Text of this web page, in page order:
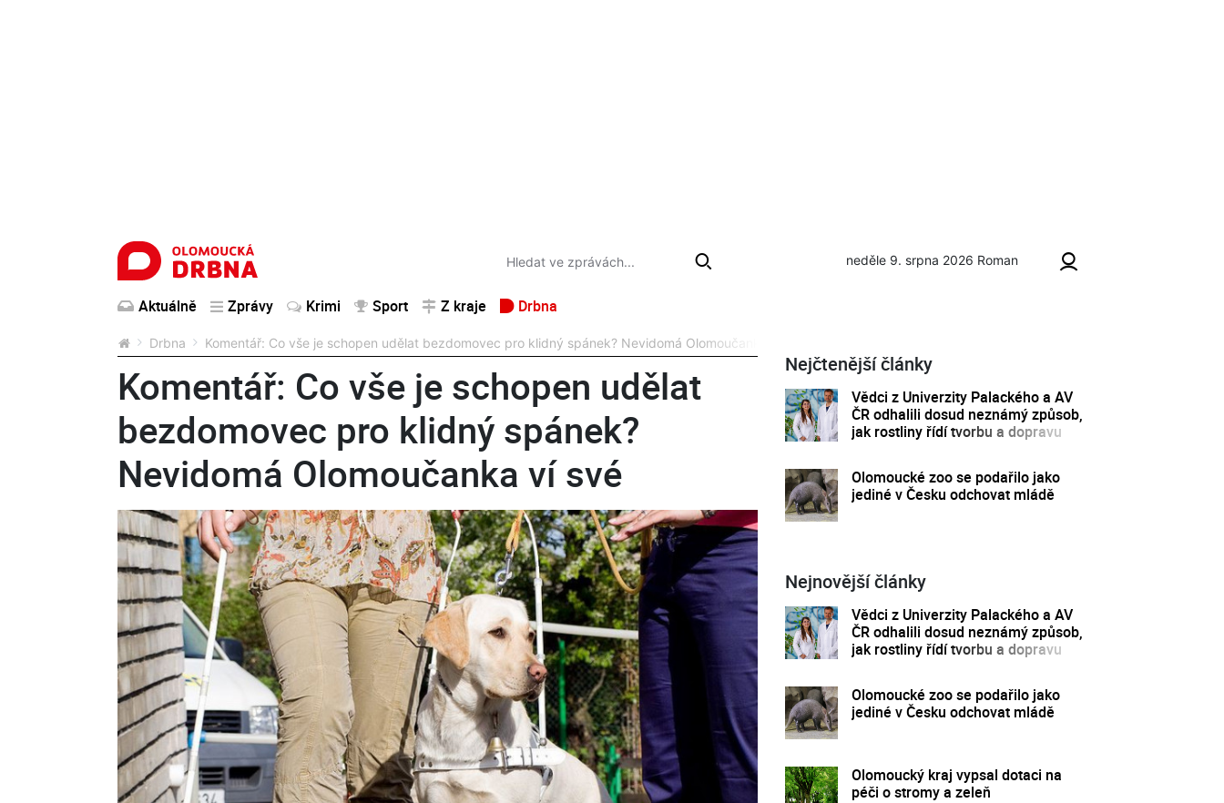
neděle 9. srpna 2026 Roman
Aktuálně Zprávy Krimi Sport Z kraje Drbna
Drbna Komentář: Co vše je schopen udělat bezdomovec pro klidný spánek? Nevidomá Olomoučanka ví své
Komentář: Co vše je schopen udělat
bezdomovec pro klidný spánek?
Nevidomá Olomoučanka ví své
Nejčtenější články
Vědci z Univerzity Palackého a AV
ČR odhalili dosud neznámý způsob,
jak rostliny řídí tvorbu a dopravu
Olomoucké zoo se podařilo jako
jediné v Česku odchovat mládě
Nejnovější články
Vědci z Univerzity Palackého a AV
ČR odhalili dosud neznámý způsob,
jak rostliny řídí tvorbu a dopravu
Olomoucké zoo se podařilo jako
jediné v Česku odchovat mládě
Olomoucký kraj vypsal dotaci na
péči o stromy a zeleň